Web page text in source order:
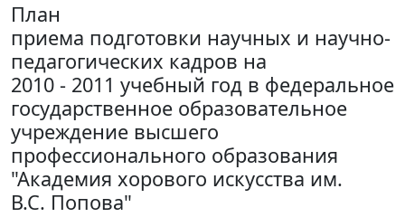
План
приема подготовки научных и научно-
педагогических кадров на
2010 - 2011 учебный год в федеральное
государственное образовательное
учреждение высшего
профессионального образования
"Академия хорового искусства им.
В.С. Попова"